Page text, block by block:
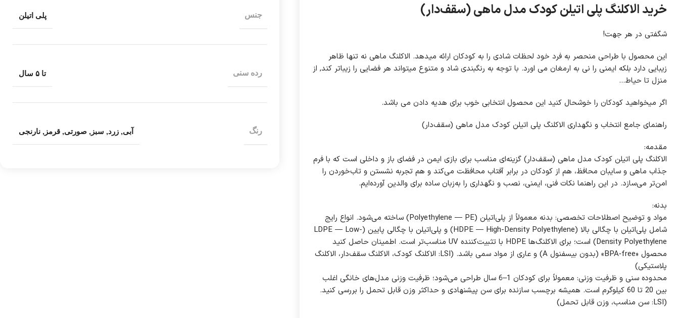
خرید الاکلنگ پلی اتیلن کودک مدل ماهی (سقف‌دار)
شگفتی در هر جهت!
این محصول با طراحی منحصر به فرد خود لحظات شادی را به کودکان ارائه میدهد. الاکلنگ ماهی نه تنها ظاهر
زیبایی دارد بلکه ایمنی را نی به ارمغان می اورد. با توجه به رنگبندی شاد و متنوع میتواند هر فضایی را زیباتر کند, از
منزل تا حیاط…
اگر میخواهید کودکان را خوشحال کنید این محصول انتخابی خوب برای هدیه دادن می باشد.
راهنمای جامع انتخاب و نگهداری الاکلنگ پلی اتیلن کودک مدل ماهی (سقف‌دار)
مقدمه:
الاکلنگ پلی اتیلن کودک مدل ماهی (سقف‌دار) گزینه‌ای مناسب برای بازی ایمن در فضای باز و داخلی است که با فرم
جذاب ماهی و سایبان محافظ، هم از کودکان در برابر آفتاب محافظت می‌کند و هم تجربه نشستن و تاب‌خوردن را
امن‌تر می‌سازد. در این راهنما نکات فنی، ایمنی، نصب و نگهداری را به‌زبان ساده برای والدین آورده‌ایم.
بدنه:
مواد و توضیح اصطلاحات تخصصی: بدنه معمولاً از پلی‌اتیلن (Polyethylene — PE) ساخته می‌شود. انواع رایج
شامل پلی‌اتیلن با چگالی بالا (HDPE — High-Density Polyethylene) و پلی‌اتیلن با چگالی پایین (LDPE — Low-
Density Polyethylene) است؛ برای الاکلنگ‌ها HDPE با تثبیت‌کننده UV مناسب‌تر است. اطمینان حاصل کنید
محصول «BPA‑free» (بدون بیسفنول A) و عاری از مواد سمی باشد. (LSI: الاکلنگ کودک، الاکلنگ سقف‌دار، الاکلنگ
پلاستیکی)
محدوده سنی و ظرفیت وزنی: معمولاً برای کودکان 1–6 سال طراحی می‌شود؛ ظرفیت وزنی مدل‌های خانگی اغلب
بین 20 تا 60 کیلوگرم است. همیشه برچسب سازنده برای سن پیشنهادی و حداکثر وزن قابل تحمل را بررسی کنید.
(LSI: سن مناسب، وزن قابل تحمل)
جنس پلی اتیلن
رده سنی تا ۵ سال
رنگ آبی,زرد, سبز,صورتی,قرمز,نارنجی